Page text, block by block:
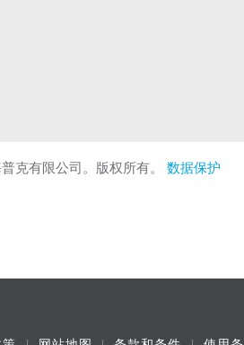
克有限公司。版权所有。 数据保护